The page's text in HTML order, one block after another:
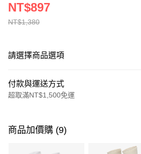
NT$1,380
NT$897
請選擇商品選項
付款與運送方式
超取滿NT$1,500免運
信用卡一次付款
商品加價購 (9)